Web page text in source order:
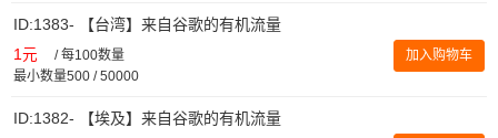
ID:1383- 【台湾】来自谷歌的有机流量
1元 /每100数量
最小数量500 / 50000
加入购物车
ID:1382- 【埃及】来自谷歌的有机流量